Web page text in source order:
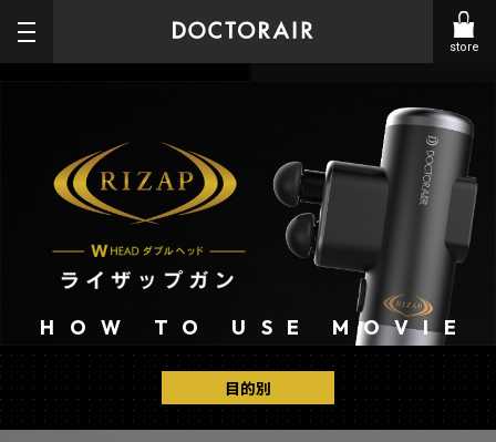
store
ダ
ブ
ル
ヘ
HOW TO USE MOVIE
目的別